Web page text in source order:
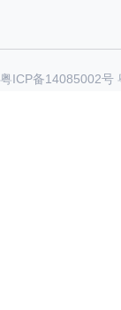
粤ICP备14085002号